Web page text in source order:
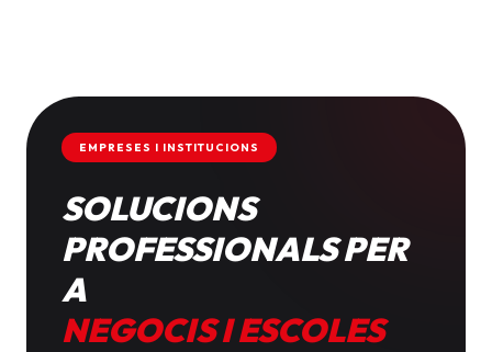
EMPRESES I INSTITUCIONS
SOLUCIONS
PROFESSIONALS PER
A
NEGOCIS I ESCOLES